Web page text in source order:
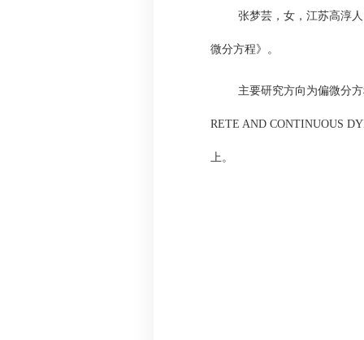
张梦芸，女，江苏高淳
微分方程》。
主要研究方向为偏微分
RETE AND CONTINUOUS
上。